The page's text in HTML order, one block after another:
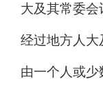
大及其常委
经过地方人大
由一个人或